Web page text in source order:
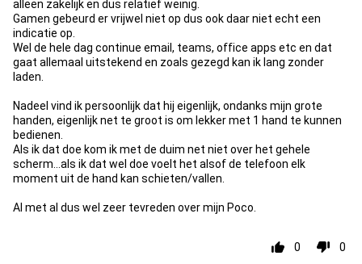
alleen zakelijk en dus relatief weinig.
Gamen gebeurd er vrijwel niet op dus ook daar niet echt een
indicatie op.
Wel de hele dag continue email, teams, office apps etc en dat
gaat allemaal uitstekend en zoals gezegd kan ik lang zonder
laden.
Nadeel vind ik persoonlijk dat hij eigenlijk, ondanks mijn grote
handen, eigenlijk net te groot is om lekker met 1 hand te kunnen
bedienen.
Als ik dat doe kom ik met de duim net niet over het gehele
scherm...als ik dat wel doe voelt het alsof de telefoon elk
moment uit de hand kan schieten/vallen.
Al met al dus wel zeer tevreden over mijn Poco.
0 0